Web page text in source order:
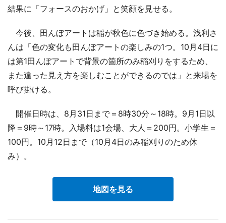
結果に「フォースのおかげ」と笑顔を見せる。
今後、田んぼアートは稲が秋色に色づき始める。浅利さ
んは「色の変化も田んぼアートの楽しみの1つ。10月4日に
は第1田んぼアートで背景の箇所のみ稲刈りをするため、
また違った見え方を楽しむことができるのでは」と来場を
呼び掛ける。
開催日時は、8月31日まで＝8時30分～18時。9月1日以
降＝9時～17時。入場料は1会場、大人＝200円。小学生＝
100円。10月12日まで（10月4日のみ稲刈りのため休
み）。
地図を見る